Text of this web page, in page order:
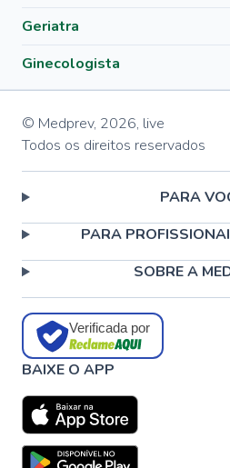
Geriatra
Ginecologista
© Medprev, 2026, live
Todos os direitos reservados
PARA
PARA
SOBRE A
Verificada por
BAIXE O APP